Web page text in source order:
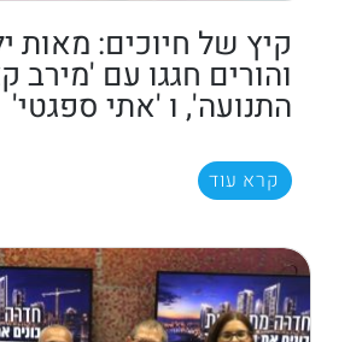
קיץ של חיוכים: מאות
והורים חגגו עם 'מירב
התנועה', ו 'אתי ספגטי'
קרא עוד